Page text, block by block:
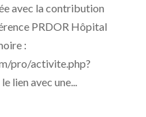
avec la contribution
PRDOR Hôpital
:
pro/activite.php?
lien avec une...